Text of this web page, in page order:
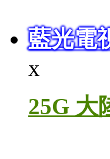
藍光電
x
25G 大